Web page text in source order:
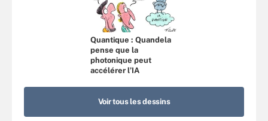
Quantique : Quandela
pense que la
photonique peut
accélérer l’IA
Voir tous les dessins